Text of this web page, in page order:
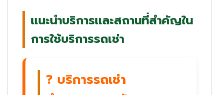
แนะนำบริการและสถานที่สำคัญใน
การใช้บริการรถเช่า
? บริการรถเช่า